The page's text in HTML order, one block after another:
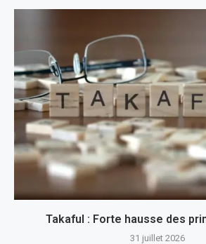
Takaful : Forte hausse des
31 juillet 2026